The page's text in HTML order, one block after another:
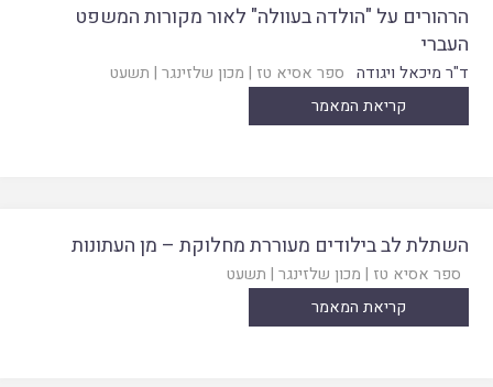
הרהורים על "הולדה בעוולה" לאור מקורות המשפט
העברי
ד"ר מיכאל ויגודה ספר אסיא טז | מכון שלזינגר | תשעט
קריאת המאמר
השתלת לב בילודים מעוררת מחלוקת – מן העתונות
ספר אסיא טז | מכון שלזינגר | תשעט
קריאת המאמר